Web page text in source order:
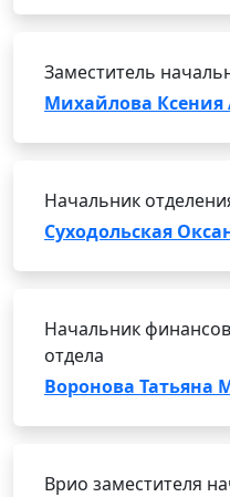
Заместитель
Михайлова Ксения
Начальник
Суходольская
Начальник
отдела
Воронова Татьяна
Врио заместителя